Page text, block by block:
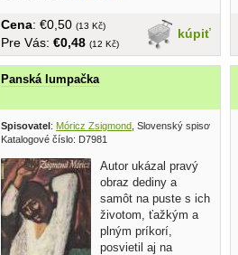
kúpiť
Cena: €0,50 (13 Kč)
Pre Vás: €0,48 (12 Kč)
Panská lumpačka
Spisovatel: Móricz Zsigmond , Slovenský spisovateľ
Katalogové číslo: D7981
Autor ukázal pravý
obraz dediny a
samôt na puste s ich
životom, ťažkým a
plným príkorí,
posvietil aj na